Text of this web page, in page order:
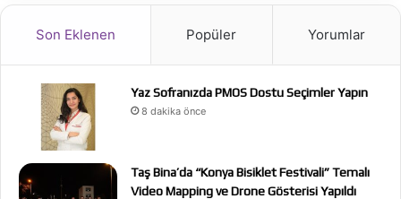
Son Eklenen Popüler Yorumlar
Yaz Sofranızda PMOS Dostu Seçimler Yapın
8 dakika önce
Taş Bina’da “Konya Bisiklet Festivali” Temalı
Video Mapping ve Drone Gösterisi Yapıldı